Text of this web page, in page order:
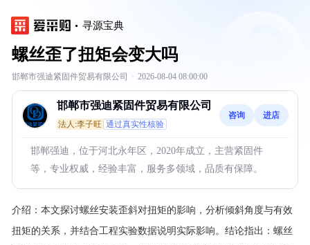
寻源宝典
螺丝歪了扭矩会变大吗
邯郸市强迪紧固件贸易有限公司 · 2026-08-04 08:00:00
邯郸市强迪紧固件贸易有限公司
法人:李子旺 通过真实性核验
咨询 进店
邯郸强迪，位于河北永年区，2020年成立，主营紧固件
等，专业权威，经验丰富，服务多领域，品质有保障。
介绍： 本文探讨螺丝安装歪斜对扭矩的影响，分析倾斜角度与有效
扭矩的关系，并结合工程实验数据说明实际影响。结论指出：螺丝